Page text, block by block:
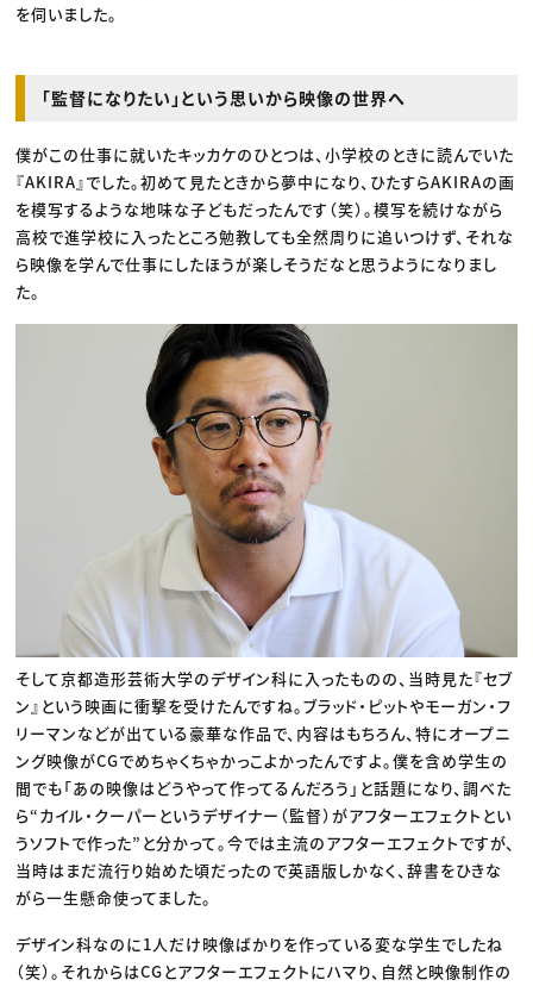
を伺いました。
「監督になりたい」という思いから映像の世界へ
僕がこの仕事に就いたキッカケのひとつは、小学校のときに読んでいた
『AKIRA』でした。初めて見たときから夢中になり、ひたすらAKIRAの画
を模写するような地味な子どもだったんです（笑）。模写を続けながら
高校で進学校に入ったところ勉教しても全然周りに追いつけず、それな
ら映像を学んで仕事にしたほうが楽しそうだなと思うようになりまし
た。
そして京都造形芸術大学のデザイン科に入ったものの、当時見た『セブ
ン』という映画に衝撃を受けたんですね。ブラッド・ピットやモーガン・フ
リーマンなどが出ている豪華な作品で、内容はもちろん、特にオープニ
ング映像がCGでめちゃくちゃかっこよかったんですよ。僕を含め学生の
間でも「あの映像はどうやって作ってるんだろう」と話題になり、調べた
ら“カイル・クーパーというデザイナー（監督）がアフターエフェクトとい
うソフトで作った”と分かって。今では主流のアフターエフェクトですが、
当時はまだ流行り始めた頃だったので英語版しかなく、辞書をひきな
がら一生懸命使ってました。
デザイン科なのに1人だけ映像ばかりを作っている変な学生でしたね
（笑）。それからはCGとアフターエフェクトにハマり、自然と映像制作の